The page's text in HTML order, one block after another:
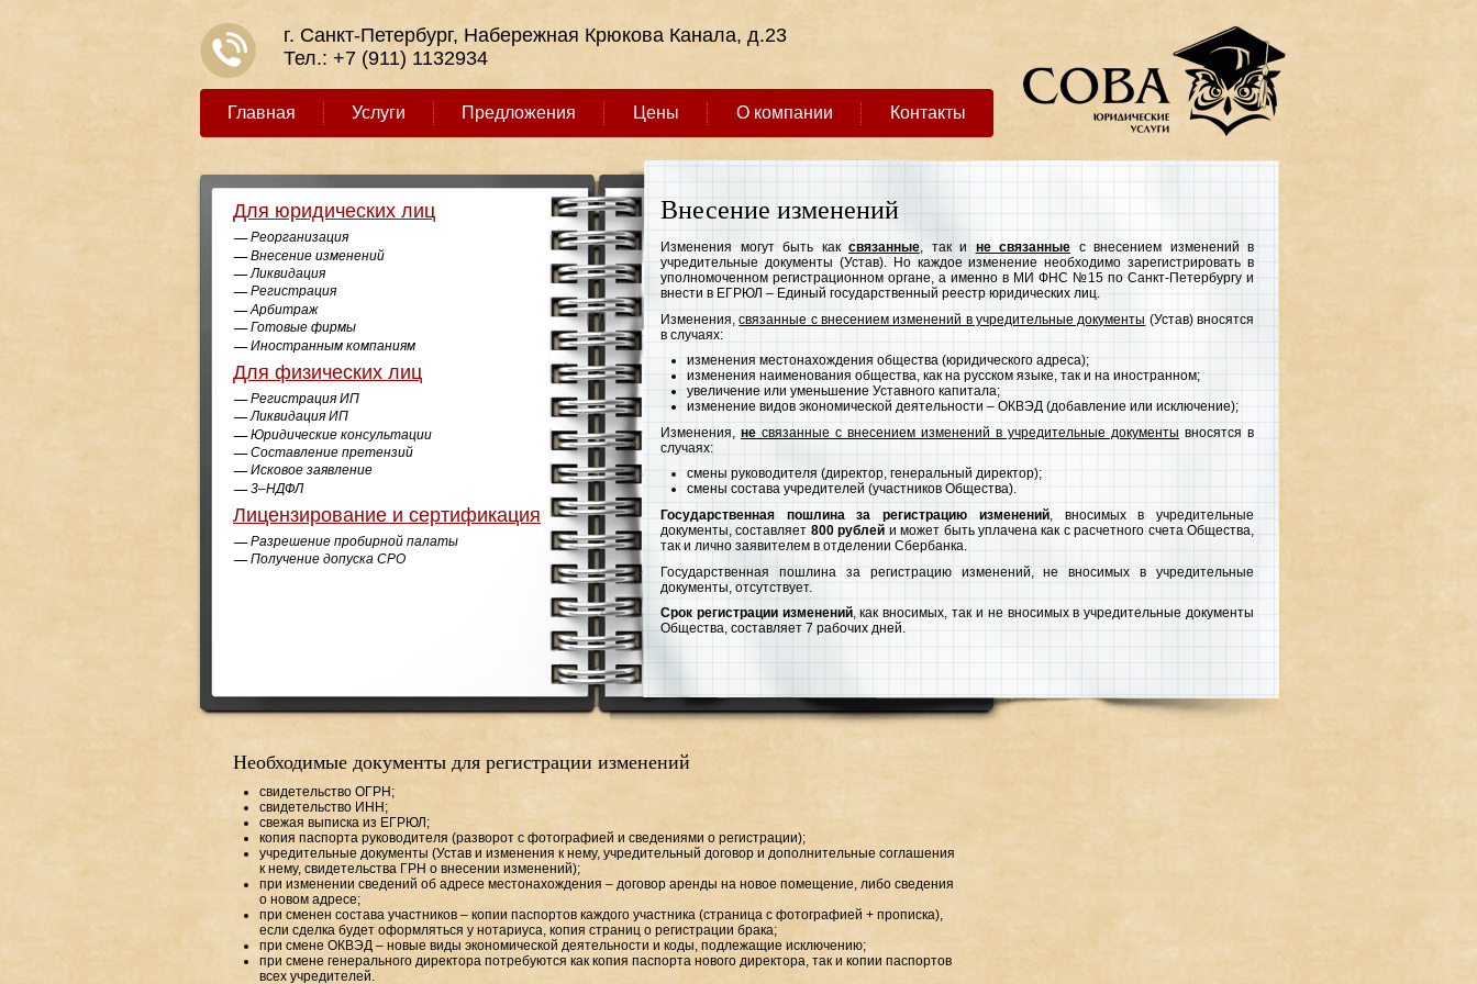
г. Санкт-Петербург, Набережная Крюкова Канала, д.23
Тел.: +7 (911) 1132934
Главная Услуги Предложения Цены О компании Контакты
Для юридических лиц
Реорганизация
Внесение изменений
Ликвидация
Регистрация
Арбитраж
Готовые фирмы
Иностранным компаниям
Для физических лиц
Регистрация ИП
Ликвидация ИП
Юридические консультации
Составление претензий
Исковое заявление
3–НДФЛ
Лицензирование и сертификация
Разрешение пробирной палаты
Получение допуска СРО
Внесение изменений
Изменения могут быть как связанные, так и не связанные с внесением изменений в
учредительные документы (Устав). Но каждое изменение необходимо зарегистрировать в
уполномоченном регистрационном органе, а именно в МИ ФНС №15 по Санкт-Петербургу и
внести в ЕГРЮЛ – Единый государственный реестр юридических лиц.
Изменения,связанные с внесением изменений в учредительные документы (Устав) вносятся
в случаях:
изменения местонахождения общества (юридического адреса);
изменения наименования общества, как на русском языке, так и на иностранном;
увеличение или уменьшение Уставного капитала;
изменение видов экономической деятельности – ОКВЭД (добавление или исключение);
Изменения, не связанные с внесением изменений в учредительные документы вносятся в
случаях:
смены руководителя (директор, генеральный директор);
смены состава учредителей (участников Общества).
Государственная пошлина за регистрацию изменений, вносимых в учредительные
документы, составляет 800 рублей и может быть уплачена как с расчетного счета Общества,
так и лично заявителем в отделении Сбербанка.
Государственная пошлина за регистрацию изменений, не вносимых в учредительные
документы, отсутствует.
Срок регистрации изменений, как вносимых, так и не вносимых в учредительные документы
Общества, составляет 7 рабочих дней.
Необходимые документы для регистрации изменений
свидетельство ОГРН;
свидетельство ИНН;
свежая выписка из ЕГРЮЛ;
копия паспорта руководителя (разворот с фотографией и сведениями о регистрации);
учредительные документы (Устав и изменения к нему, учредительный договор и дополнительные соглашения
к нему, свидетельства ГРН о внесении изменений);
при изменении сведений об адресе местонахождения – договор аренды на новое помещение, либо сведения
о новом адресе;
при сменен состава участников – копии паспортов каждого участника (страница с фотографией + прописка),
если сделка будет оформляться у нотариуса, копия страниц о регистрации брака;
при смене ОКВЭД – новые виды экономической деятельности и коды, подлежащие исключению;
при смене генерального директора потребуются как копия паспорта нового директора, так и копии паспортов
всех учредителей.